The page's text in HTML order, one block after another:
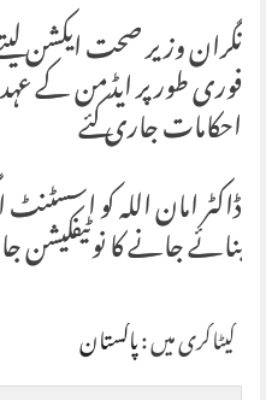
نگران وزیر صحت ایکشن
فوری طور پر ایڈمن
احکامات جاری کئے
ڈاکٹر امان اللہ کو اسسٹنٹ
بنائے جانے کا
کیٹاگری میں :پاکستان